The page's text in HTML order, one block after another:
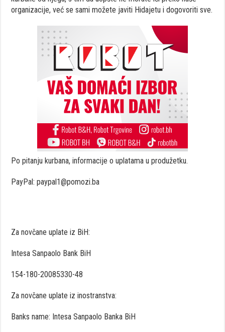
organizacije, već se sami možete javiti Hidajetu i dogovoriti sve.
Po pitanju kurbana, informacije o uplatama u produžetku.
PayPal: paypal1@pomozi.ba
Za novčane uplate iz BiH:
Intesa Sanpaolo Bank BiH
154-180-20085330-48
Za novčane uplate iz inostranstva:
Banks name: Intesa Sanpaolo Banka BiH